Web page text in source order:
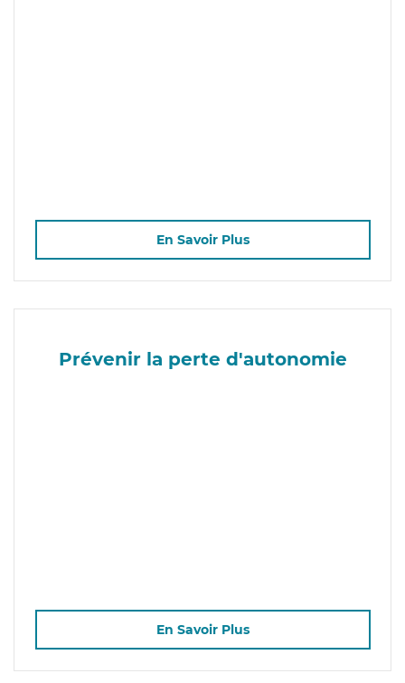
En Savoir Plus
Prévenir la perte d'autonomie
En Savoir Plus